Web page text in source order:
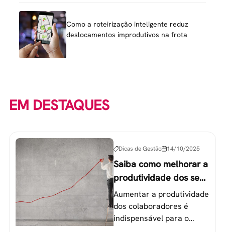
Como a roteirização inteligente reduz
deslocamentos improdutivos na frota
EM DESTAQUES
Dicas de Gestão 14/10/2025
Saiba como melhorar a
produtividade dos seus
colaboradores
Aumentar a produtividade
dos colaboradores é
indispensável para o